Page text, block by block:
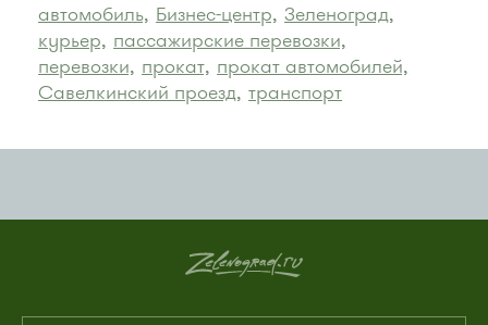
автомобиль, Бизнес-центр, Зеленоград,
курьер, пассажирские перевозки,
перевозки, прокат, прокат автомобилей,
Савелкинский проезд, транспорт